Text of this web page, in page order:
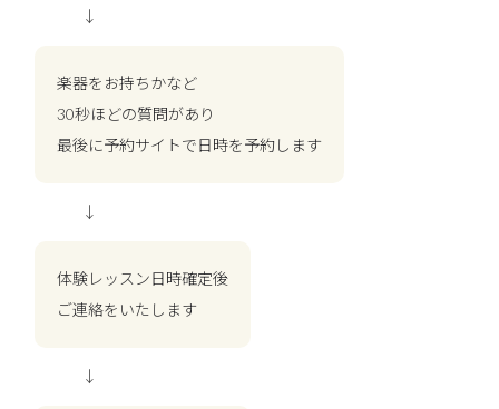
↓
楽器をお持ちかなど
30秒ほどの質問があり
最後に予約サイトで日時を予約します
↓
体験レッスン日時確定後
ご連絡をいたします
↓